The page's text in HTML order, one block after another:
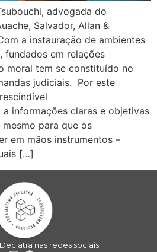
advogada do
Salvador, Allan &
a instauração de ambientes
fundados em relações
moral tem se constituído no
judiciais. Por este
informações claras e objetivas
para que os
em mãos instrumentos –
[…]
nas redes sociais